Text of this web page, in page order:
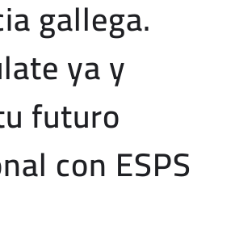
gallega.
ya y
futuro
con ESPS